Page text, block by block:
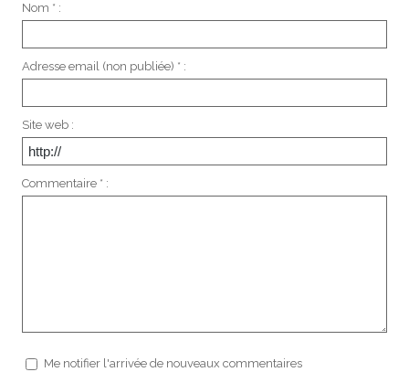
Nom * :
Adresse email (non publiée) * :
Site web :
Commentaire * :
Me notifier l'arrivée de nouveaux commentaires